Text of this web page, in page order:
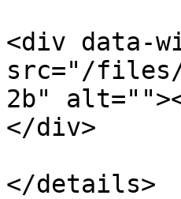
<div data-
src="/files/
2b"
</div>
</details>